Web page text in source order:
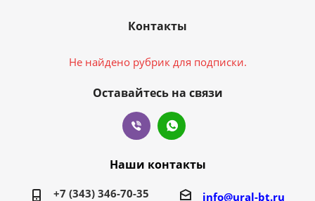
Контакты
Не найдено рубрик для подписки.
Оставайтесь на связи
Наши контакты
+7 (343) 346-70-35 info@ural-bt.ru